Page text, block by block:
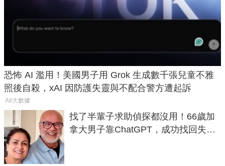
恐怖 AI 濫用！美國男子用 Grok 生成數千張兒童不雅
照後自殺，xAI 因防護失靈與不配合警方遭起訴
AI/大數據
找了半輩子求助偵探都沒用！66歲加
拿大男子靠ChatGPT，成功找回失散